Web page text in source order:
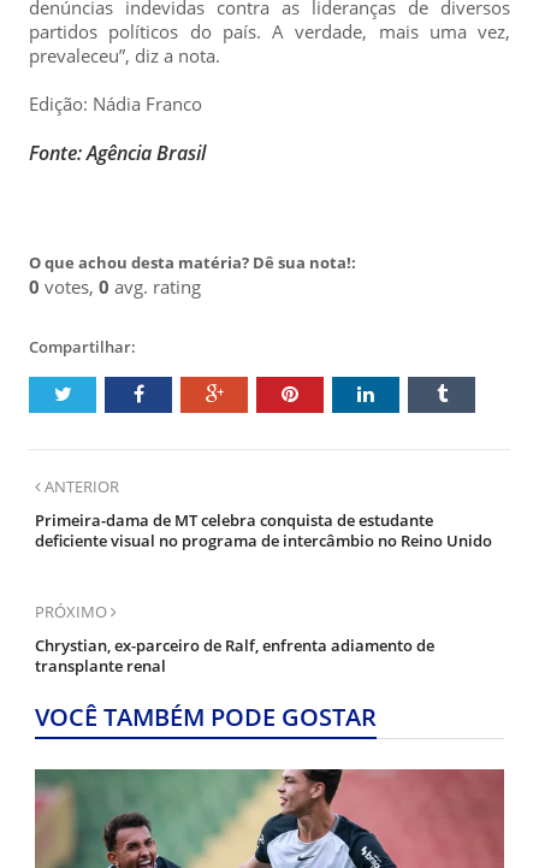
denúncias indevidas contra as lideranças de diversos
partidos políticos do país. A verdade, mais uma vez,
prevaleceu”, diz a nota.
Edição: Nádia Franco
Fonte: Agência Brasil
O que achou desta matéria? Dê sua nota!:
0 votes, 0 avg. rating
Compartilhar:
ANTERIOR
Primeira-dama de MT celebra conquista de estudante
deficiente visual no programa de intercâmbio no Reino Unido
PRÓXIMO
Chrystian, ex-parceiro de Ralf, enfrenta adiamento de
transplante renal
VOCÊ TAMBÉM PODE GOSTAR